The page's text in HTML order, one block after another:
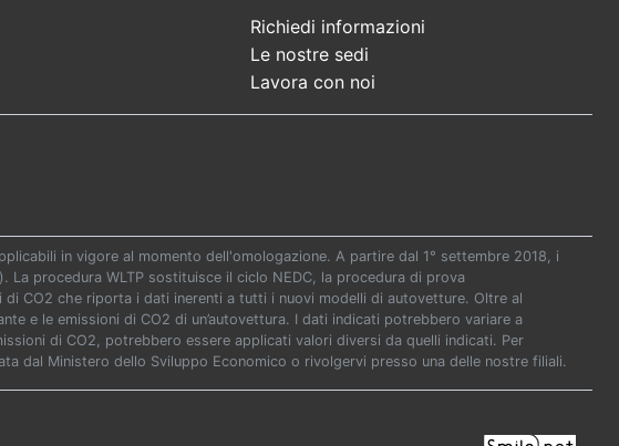
Richiedi informazioni
Le nostre sedi
Lavora con noi
in vigore al momento dell'omologazione. A partire dal 1° settembre 2018, i
procedura WLTP sostituisce il ciclo NEDC, la procedura di prova
CO2 che riporta i dati inerenti a tutti i nuovi modelli di autovetture. Oltre al
e le emissioni di CO2 di un’autovettura. I dati indicati potrebbero variare a
di CO2, potrebbero essere applicati valori diversi da quelli indicati. Per
dal Ministero dello Sviluppo Economico o rivolgervi presso una delle nostre filiali.